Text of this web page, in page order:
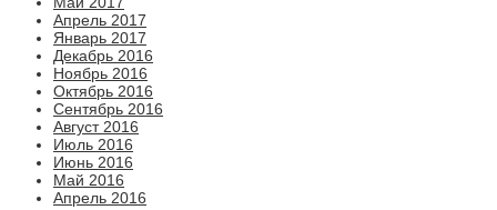
Апрель 2017
Январь 2017
Декабрь 2016
Ноябрь 2016
Октябрь 2016
Сентябрь 2016
Август 2016
Июль 2016
Июнь 2016
Май 2016
Апрель 2016